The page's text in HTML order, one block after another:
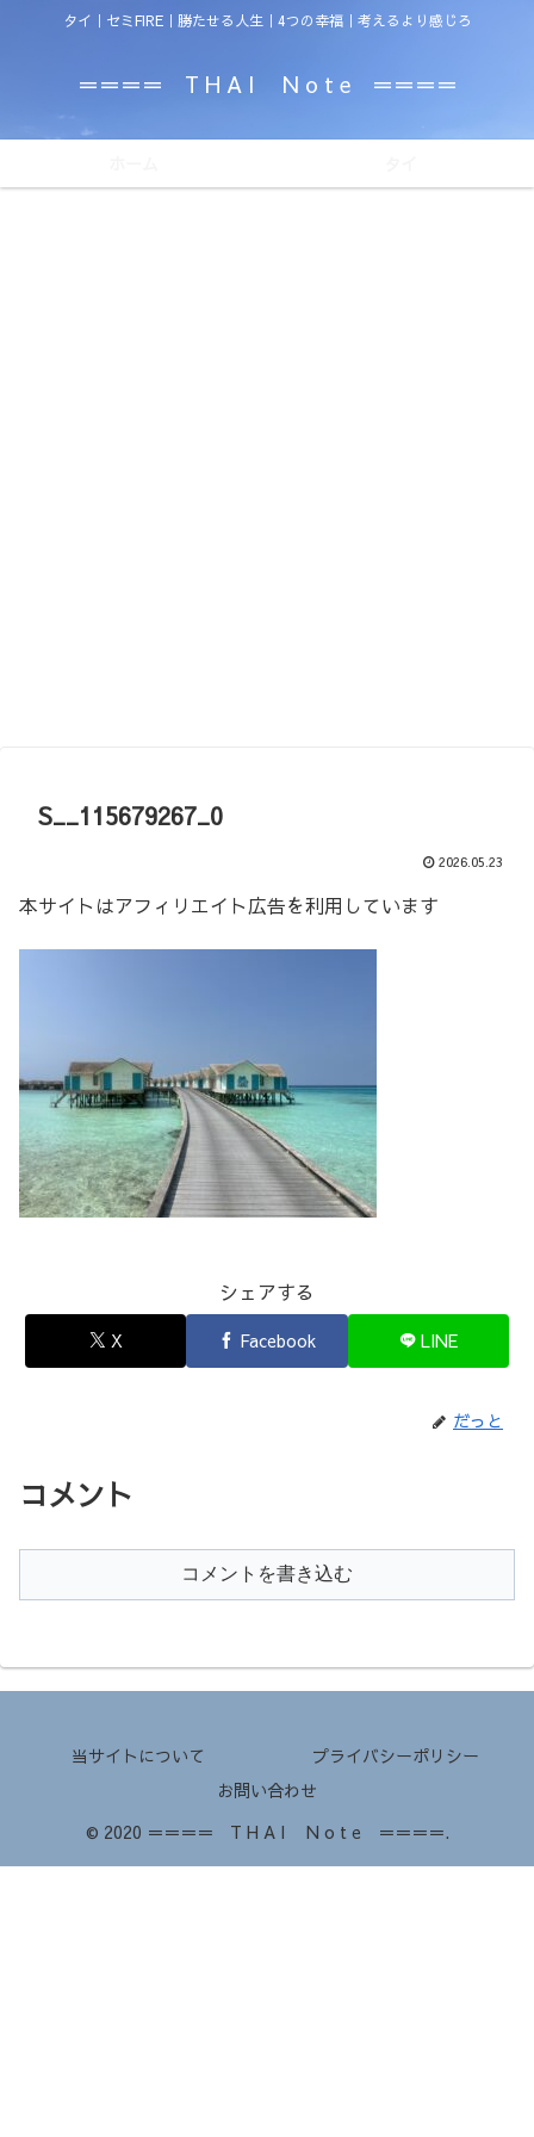
タイ｜セミFIRE｜勝たせる人生｜4つの幸福｜考えるより感じろ
＝＝＝＝ T H A I N o t e ＝＝＝＝
S__115679267_0
2026.05.23
本サイトはアフィリエイト広告を利用しています
シェアする
X Facebook LINE
だっと
コメント
コメントを書き込む
当サイトについて
プライバシーポリシー
お問い合わせ
© 2020 ＝＝＝＝ T H A I N o t e ＝＝＝＝.